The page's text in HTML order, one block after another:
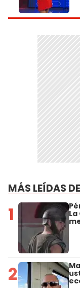
MÁS LEÍDAS
1
2